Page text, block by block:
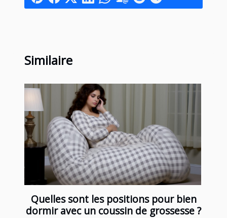
Similaire
Quelles sont les positions pour bien
dormir avec un coussin de grossesse ?